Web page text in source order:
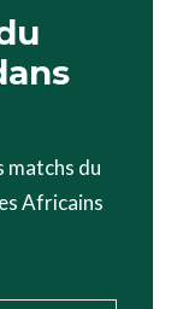
matchs du
Africains